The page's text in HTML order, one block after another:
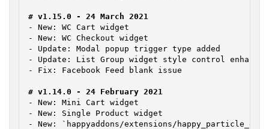
- New: WC Cart widget
- New: WC Checkout widget
- Update: Modal popup trigger type added
- Update: List Group widget style control
- Fix: Facebook Feed blank issue
- New: Mini Cart widget
- New: Single Product widget
- New: `happyaddons/extensions/